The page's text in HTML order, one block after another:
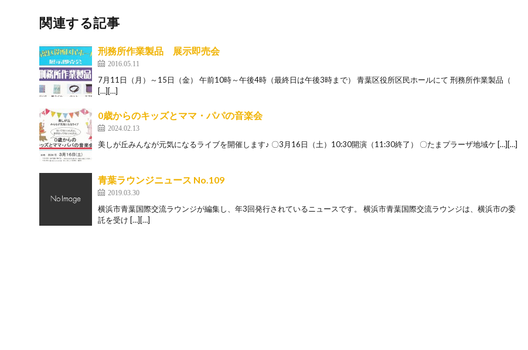
関連する記事
刑務所作業製品 展示即売会
2016.05.11
7月11日（月）～15日（金） 午前10時～午後4時（最終日は午後3時まで） 青葉区役所区民ホールにて 刑務所作業製品（
[…][…]
0歳からのキッズとママ・パパの音楽会
2024.02.13
美しが丘みんなが元気になるライブを開催します♪ 〇3月16日（土）10:30開演（11:30終了） 〇たまプラーザ地域ケ […][…]
青葉ラウンジニュース No.109
2019.03.30
横浜市青葉国際交流ラウンジが編集し、年3回発行されているニュースです。 横浜市青葉国際交流ラウンジは、横浜市の委
託を受け […][…]